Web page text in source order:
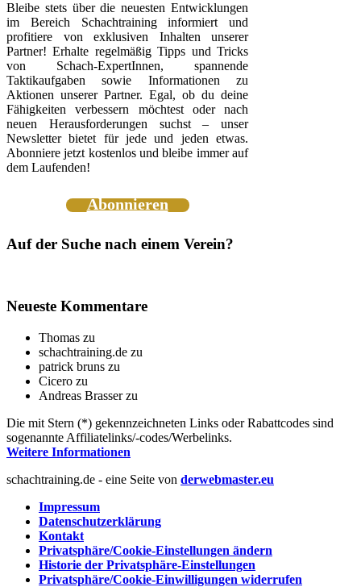
Bleibe stets über die neuesten Entwicklungen
im Bereich Schachtraining informiert und
profitiere von exklusiven Inhalten unserer
Partner! Erhalte regelmäßig Tipps und Tricks
von Schach-ExpertInnen, spannende
Taktikaufgaben sowie Informationen zu
Aktionen unserer Partner. Egal, ob du deine
Fähigkeiten verbessern möchtest oder nach
neuen Herausforderungen suchst – unser
Newsletter bietet für jede und jeden etwas.
Abonniere jetzt kostenlos und bleibe immer auf
dem Laufenden!
Abonnieren
Auf der Suche nach einem Verein?
Neueste Kommentare
Thomas zu
schachtraining.de zu
patrick bruns zu
Cicero zu
Andreas Brasserzu
Die mit Stern (*) gekennzeichneten Links oder Rabattcodes sind
sogenannte Affiliatelinks/-codes/Werbelinks.
Weitere Informationen
schachtraining.de - eine Seite von derwebmaster.eu
Impressum
Datenschutzerklärung
Kontakt
Privatsphäre/Cookie-Einstellungen ändern
Historie der Privatsphäre-Einstellungen
Privatsphäre/Cookie-Einwilligungen widerrufen